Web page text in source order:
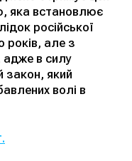
яка встановлює
російської
років, але з
в силу
закон, який
волі в